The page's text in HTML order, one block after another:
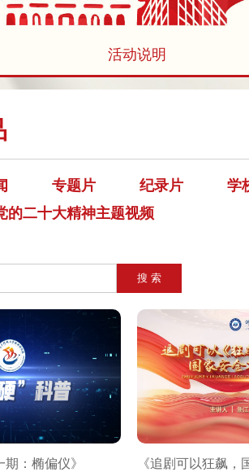
活动说明
专题片 纪录片
学
的二十大精神主题视频
期：椭偏仪》